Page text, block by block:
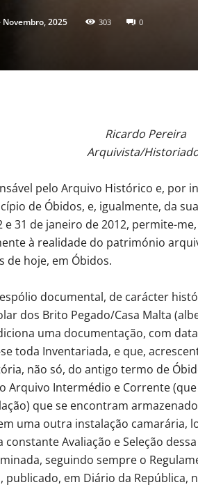
Novembro, 2025 303 0
Ricardo Pereira
Arquivista/
pelo Arquivo Histórico e, por
de Óbidos, e, igualmente, da
e 31 de janeiro de 2012, permite-
à realidade do património
de hoje, em Óbidos.
documental, de carácter
dos Brito Pegado/Casa Malta
uma documentação, com
toda Inventariada, e que,
não só, do antigo termo de
Arquivo Intermédio e Corrente
que se encontram
uma outra instalação camarária,
constante Avaliação e Seleção
seguindo sempre o
publicado, em Diário da República,